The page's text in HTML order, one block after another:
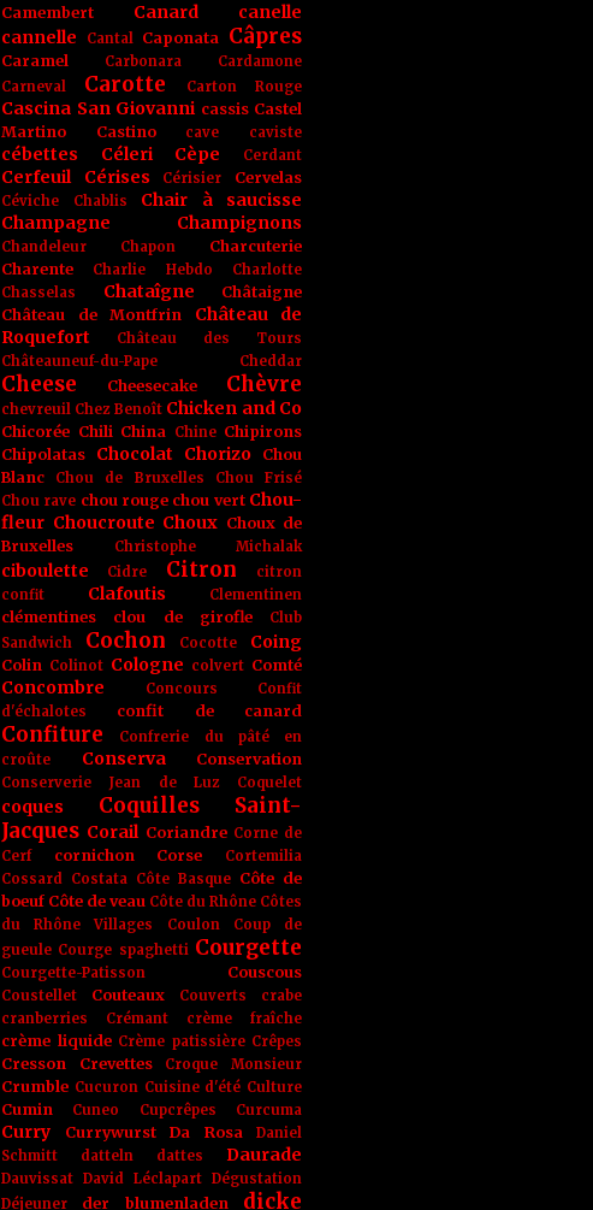
Camembert
Canard
canelle
cannelle
Cantal Caponata Câpres
Caramel Carbonara
Cardamone
Carneval
Carotte Carton Rouge
Cascina San Giovanni cassis Castel
Martino
Castino cave caviste
cébettes Céleri Cèpe Cerdant
Cerfeuil Cérises Cérisier Cervelas
Céviche Chablis
Chair à saucisse
Champagne
Champignons
Chandeleur Chapon
Charcuterie
Charente
Charlie Hebdo
Charlotte
Chasselas
Chataîgne
Châtaigne
Château de Montfrin
Château de
Roquefort
Château des Tours
Châteauneuf-du-Pape
Cheddar
Cheese Cheesecake Chèvre
chevreuil Chez Benoît Chicken and Co
Chicorée Chili China Chine Chipirons
Chipolatas
Chocolat Chorizo
Chou
Blanc
Chou de Bruxelles
Chou Frisé
Chou rave chou rouge chou vert Chou-
fleur Choucroute Choux Choux de
Bruxelles
Christophe Michalak
ciboulette Cidre Citron
citron
confit
Clafoutis Clementinen
clémentines clou de girofle
Club
Sandwich
Cochon Cocotte Coing
Colin Colinot Cologne colvert Comté
Concombre Concours
Confit
d'échalotes
confit de canard
Confiture
Confrerie du pâté en
croûte
Conserva Conservation
Conserverie Jean de Luz Coquelet
coques
Coquilles Saint-
Jacques Corail Coriandre Corne de
Cerf
cornichon Corse
Cortemilia
Cossard Costata Côte Basque Côte de
boeuf Côte de veau Côte du Rhône Côtes
du Rhône Villages
Coulon
Coup de
gueule Courge spaghetti Courgette
Courgette-Patisson Couscous
Coustellet Couteaux Couverts
crabe
cranberries
Crémant crème fraîche
crème liquide Crème patissière Crêpes
Cresson Crevettes Croque Monsieur
Crumble Cucuron Cuisine d'été Culture
Cumin Cuneo Cupcrêpes Curcuma
Curry Currywurst Da Rosa
Daniel
Schmitt
datteln dattes Daurade
Dauvissat David Léclapart Dégustation
Déjeuner
der blumenladen dicke